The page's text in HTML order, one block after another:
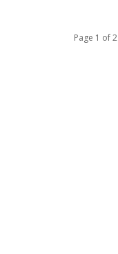
Page 1 of 2